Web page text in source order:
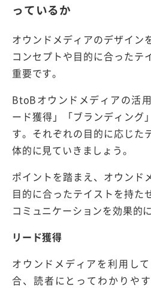
っているか
オウンドメディアのデザイン
コンセプトや目的に合ったテ
重要です。
BtoBオウンドメディアの活
ード獲得」「ブランディング
す。それぞれの目的に応じた
体的に見ていきましょう。
ポイントを踏まえ、オウンド
目的に合ったテイストを持た
コミュニケーションを効果的
リード獲得
オウンドメディアを利用し
合、読者にとってわかりや